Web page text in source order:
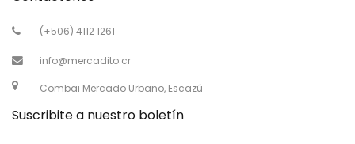
(+506) 4112 1261
info@mercadito.cr
Combai Mercado Urbano, Escazú
Suscribite a nuestro boletín